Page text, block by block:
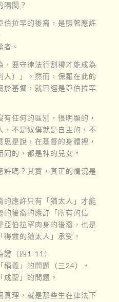
隔閡？
伯拉罕的後裔，是照著應許
者。
，要守律法行割禮才能成為
人）」。然而，保羅在此的
於基督，就已經是亞伯拉罕
任何的區別，很明顯的，
，不是奴僕就是自主的，不
是說，在基督的身體裡，
的，都是神的兒女。
許嗎？其實，真正的情況是
的應許只有「猶太人」才能
的後裔的應許「所有的信
亞伯拉罕肉身的後裔，也是
救的猶太人」承受。
（四1-11）
義」的問題（三24），
聖」的問題。
真理，就是那些生在律法下